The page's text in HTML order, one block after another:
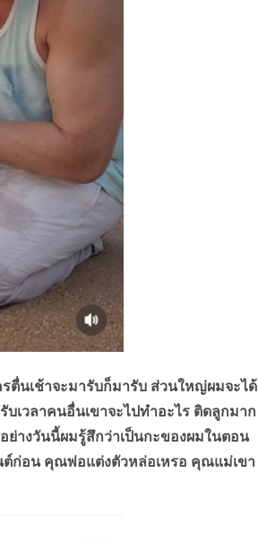
นเช้าจะมารับก็มารับ ส่วนใหญ่ผมจะได้
บเวลาคนอื่นเขาจะไปทำอะไร ติดลูกมาก
ย่างวันนี้ผมรู้สึกว่าเป็นกะของผมในตอน
ต์ก่อน คุณพ่อแต่งตัวหล่อเหรอ คุณแม่เขา